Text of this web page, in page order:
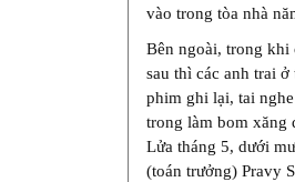
vào trong tòa nhà
Bên ngoài, trong khi
sau thì các anh trai
phim ghi lại, tai
trong làm bom xăng
Lửa tháng 5, dưới
(toán trưởng) Pravy